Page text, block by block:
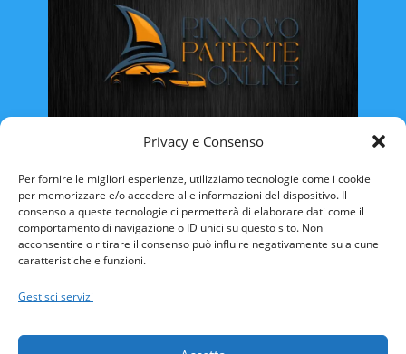
Privacy e Consenso
Per fornire le migliori esperienze, utilizziamo tecnologie come i cookie
per memorizzare e/o accedere alle informazioni del dispositivo. Il
consenso a queste tecnologie ci permetterà di elaborare dati come il
comportamento di navigazione o ID unici su questo sito. Non
acconsentire o ritirare il consenso può influire negativamente su alcune
caratteristiche e funzioni.
Gestisci serviziCAMPANIA
FRIULI VENEZIA-GIULIA
LAZIO LIGURIA